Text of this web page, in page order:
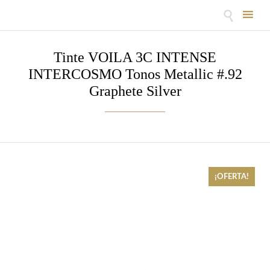

content
Tinte VOILA 3C INTENSE
INTERCOSMO Tonos Metallic #.92
Graphete Silver
¡OFERTA!